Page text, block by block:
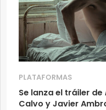
PLATAFORMAS
Se lanza el tráiler de
Calvo y Javier